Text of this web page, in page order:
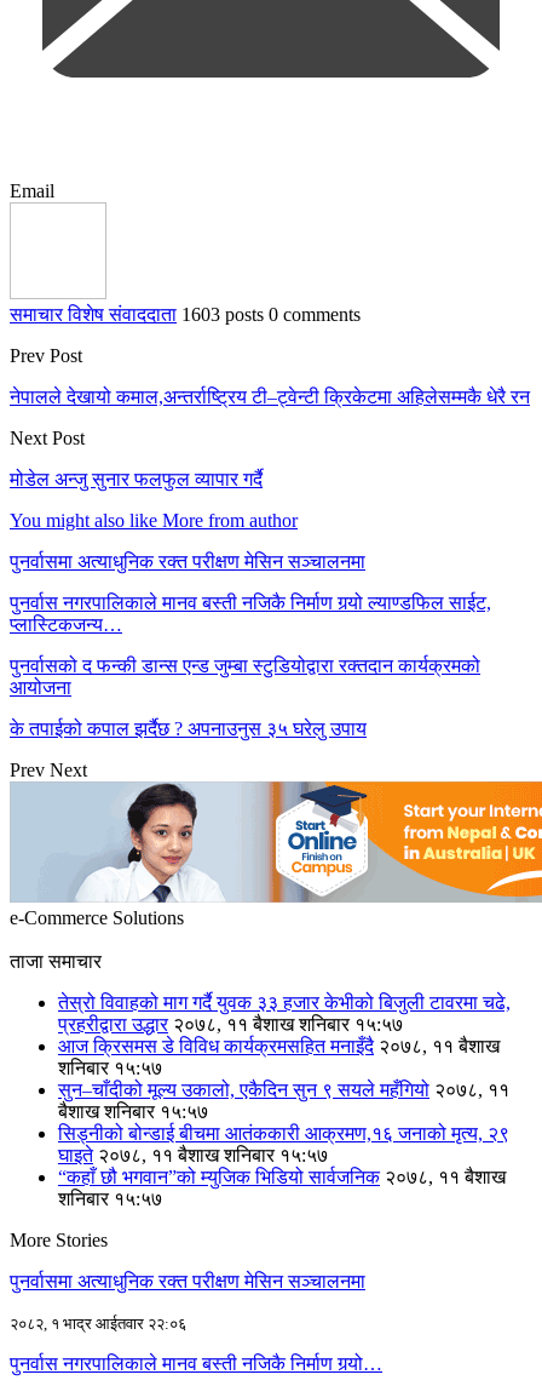
Email
समाचार विशेष संवाददाता 1603 posts 0 comments
Prev Post
नेपालले देखायो कमाल,अन्तर्राष्ट्रिय टी–ट्वेन्टी क्रिकेटमा अहिलेसम्मकै धेरै रन
Next Post
मोडेल अन्जु सुनार फलफुल व्यापार गर्दै
You might also like More from author
पुनर्वासमा अत्याधुनिक रक्त परीक्षण मेसिन सञ्चालनमा
पुनर्वास नगरपालिकाले मानव बस्ती नजिकै निर्माण गर्‍यो ल्याण्डफिल साईट,
प्लास्टिकजन्य…
पुनर्वासको द फन्की डान्स एन्ड जुम्बा स्टुडियोद्वारा रक्तदान कार्यक्रमको
आयोजना
के तपाईको कपाल झर्दैछ ? अपनाउनुस ३५ घरेलु उपाय
Prev Next
e-Commerce Solutions
ताजा समाचार
तेस्रो विवाहको माग गर्दै युवक ३३ हजार केभीको बिजुली टावरमा चढे,
प्रहरीद्वारा उद्धार २०७८, ११ बैशाख शनिबार १५:५७
आज क्रिसमस डे विविध कार्यक्रमसहित मनाइँदै २०७८, ११ बैशाख
शनिबार १५:५७
सुन–चाँदीको मूल्य उकालो, एकैदिन सुन ९ सयले महँगियो २०७८, ११
बैशाख शनिबार १५:५७
सिड्नीको बोन्डाई बीचमा आतंककारी आक्रमण,१६ जनाको मृत्य, २९
घाइते २०७८, ११ बैशाख शनिबार १५:५७
“कहाँ छौ भगवान”को म्युजिक भिडियो सार्वजनिक २०७८, ११ बैशाख
शनिबार १५:५७
More Stories
पुनर्वासमा अत्याधुनिक रक्त परीक्षण मेसिन सञ्चालनमा
२०८२, १ भाद्र आईतवार २२:०६
पुनर्वास नगरपालिकाले मानव बस्ती नजिकै निर्माण गर्‍यो…